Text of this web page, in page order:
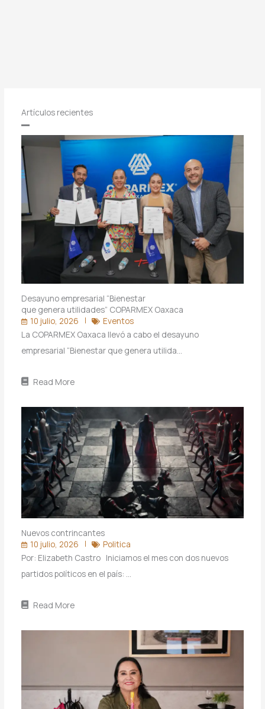
Artículos recientes
Desayuno empresarial “Bienestar
que genera utilidades” COPARMEX Oaxaca
10 julio, 2026
Eventos
La COPARMEX Oaxaca llevó a cabo el desayuno
empresarial “Bienestar que genera utilida…
Read More
Nuevos contrincantes
10 julio, 2026
Politica
Por: Elizabeth Castro Iniciamos el mes con dos nuevos
partidos políticos en el país: …
Read More